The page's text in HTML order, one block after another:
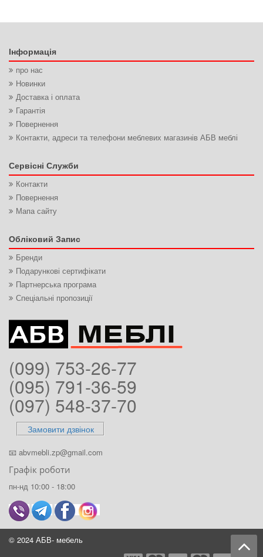
Інформація
про нас
Новинки
Доставка і оплата
Гарантія
Повернення
Контакти, адреси та телефони меблевих магазинів АБВ меблі
Сервісні Служби
Контакти
Повернення
Мапа сайту
Обліковий Запис
Бренди
Подарункові сертифікати
Партнерська програма
Спеціальні пропозиції
(099) 753-26-77
(095) 791-36-59
(097) 548-37-70
Замовити дзвінок
📧 abvmebli.zp@gmail.com
Графік роботи
пн-нд 10:00 - 18:00
© 2024 АБВ- мебель